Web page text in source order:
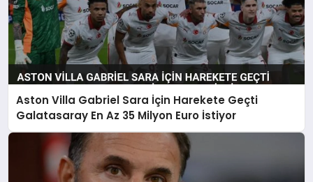
Aston Villa Gabriel Sara İçin Harekete Geçti
Galatasaray En Az 35 Milyon Euro İstiyor